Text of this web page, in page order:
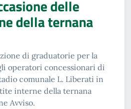
delle
della ternana
di graduatorie per la
operatori concessionari di
comunale L. Liberati in
interne della ternana
Avviso.